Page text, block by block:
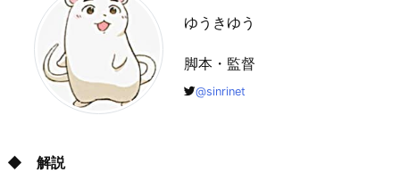
ゆうきゆう
脚本・監督
@sinrinet
◆ 解説